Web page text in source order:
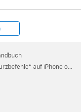
auf iPhone oder iPad